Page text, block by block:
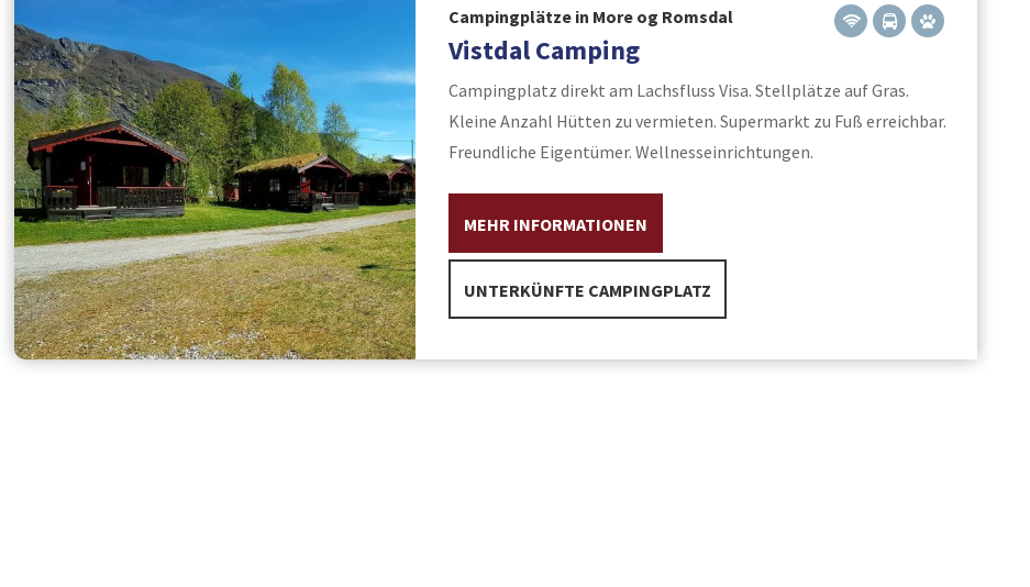
Campingplätze in More og Romsdal
Vistdal Camping
Campingplatz direkt am Lachsfluss Visa. Stellplätze auf Gras.
Kleine Anzahl Hütten zu vermieten. Supermarkt zu Fuß erreichbar.
Freundliche Eigentümer. Wellnesseinrichtungen.
MEHR INFORMATIONEN
UNTERKÜNFTE CAMPINGPLATZ